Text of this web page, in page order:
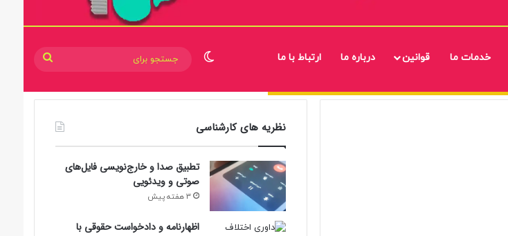
خدمات ما قوانین درباره ما ارتباط با ما تغییر پوسته
جستجو
نظریه های کارشناسی
تطبیق صدا و خارج‌نویسی فایل‌های
صوتی و ویدئویی
3 هفته پیش
اظهارنامه و دادخواست حقوقی با